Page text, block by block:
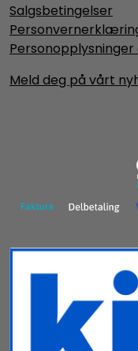
Salgsbetingelser
Personopplysninger
Meld deg på vårt